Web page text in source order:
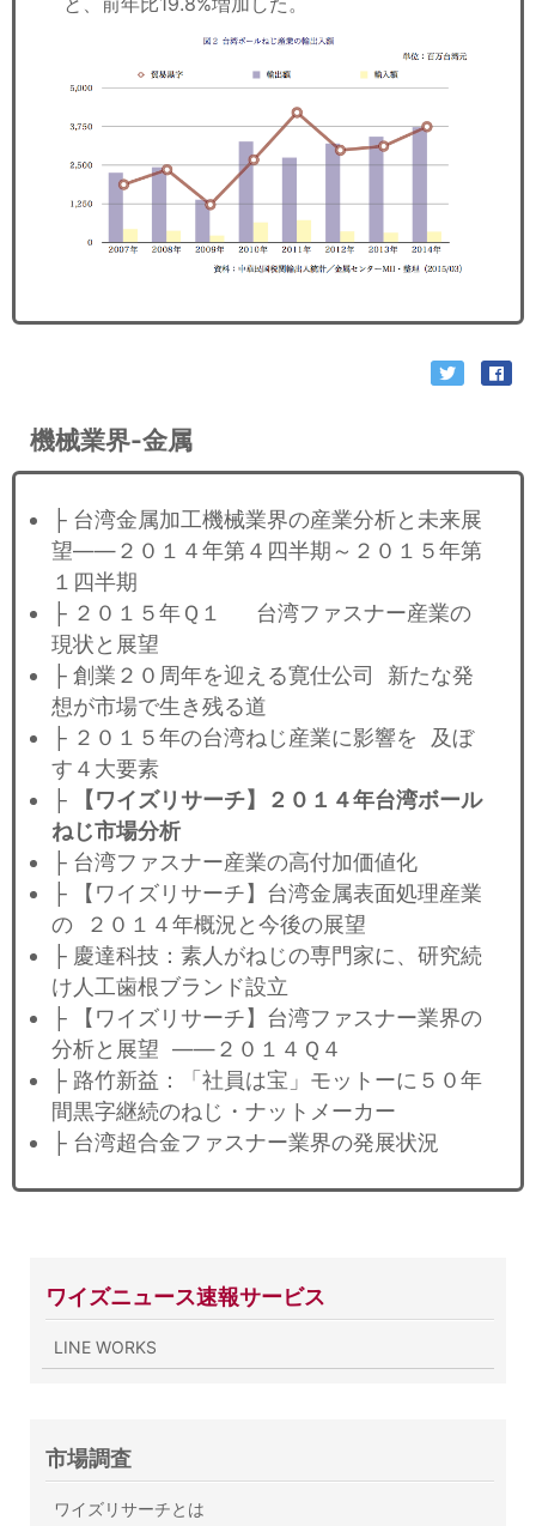
機械業界-金属
├ 台湾金属加工機械業界の産業分析と未来展
望——２０１４年第４四半期～２０１５年第
１四半期
├ ２０１５年Ｑ１ 台湾ファスナー産業の
現状と展望
├ 創業２０周年を迎える寛仕公司 新たな発
想が市場で生き残る道
├ ２０１５年の台湾ねじ産業に影響を 及ぼ
す４大要素
├
【ワイズリサーチ】２０１４年台湾ボール
ねじ市場分析
├ 台湾ファスナー産業の高付加価値化
├ 【ワイズリサーチ】台湾金属表面処理産業
の ２０１４年概況と今後の展望
├ 慶達科技：素人がねじの専門家に、研究続
け人工歯根ブランド設立
├ 【ワイズリサーチ】台湾ファスナー業界の
分析と展望 ——２０１４Ｑ４
├ 路竹新益：「社員は宝」モットーに５０年
間黒字継続のねじ・ナットメーカー
├ 台湾超合金ファスナー業界の発展状況
ワイズニュース速報サービス
LINE WORKS
市場調査
ワイズリサーチとは